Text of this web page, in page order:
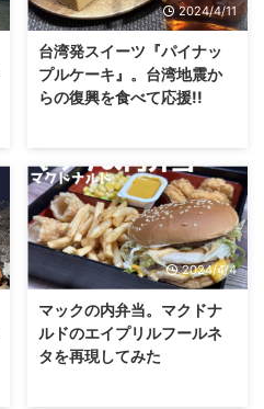
2024/4/11
台湾発スイーツ『パイナッ
プルケーキ』。台湾地震か
らの復興を食べて応援!!
2024/4/4
マックの内弁当。マクドナ
ルドのエイプリルフールネ
タを再現してみた